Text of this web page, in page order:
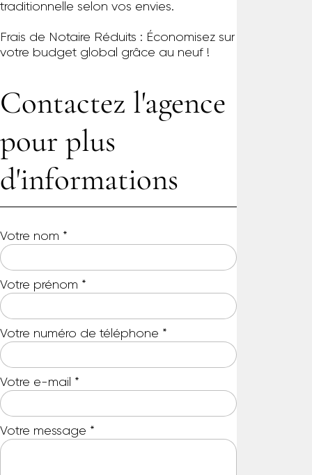
traditionnelle selon vos envies.
Frais de Notaire Réduits : Économisez sur
votre budget global grâce au neuf !
Contactez l'agence
pour plus
d'informations
Votre nom *
Votre prénom *
Votre numéro de téléphone *
Votre e-mail *
Votre message *